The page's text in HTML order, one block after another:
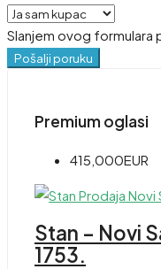
Slanjem ovog formulara
Pošalji poruku
Premium oglasi
415,000EUR
Stan – Novi
1753.